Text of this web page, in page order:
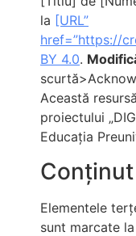
la [URL”
href=”https://
BY 4.0.
Această
proiectului
Educația
Elementele
sunt marcate